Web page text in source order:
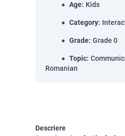
Age: Kids
Category:
Grade: Grade 0
Topic:
Romanian
Descriere